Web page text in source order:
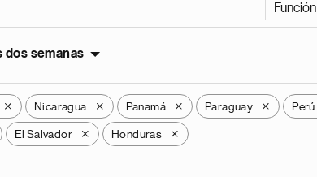
Función
dos semanas
X Nicaragua X Panamá X Paraguay X Perú
El Salvador X Honduras X